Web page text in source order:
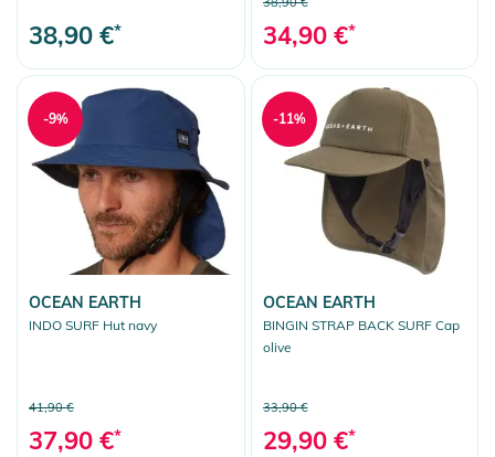
38,90 €* 34,90 €*
OCEAN EARTH
INDO SURF Hut navy
41,90 €
37,90 €*
-9%
OCEAN EARTH
BINGIN STRAP BACK SURF Cap
olive
33,90 €
29,90 €*
-11%